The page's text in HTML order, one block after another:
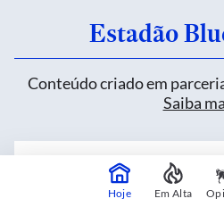
Estadão
Conteúdo criado em
Saiba
Heineken inova sem
mais de 150 anos
Hoje Em Alta